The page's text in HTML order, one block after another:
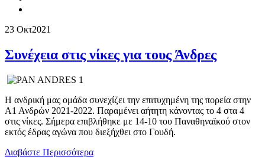
23 Οκτ2021
Συνέχεια στις νίκες για τους Άνδρες
Η ανδρική μας ομάδα συνεχίζει την επιτυχημένη της πορεία στην
Α1 Ανδρών 2021-2022. Παραμένει αήτητη κάνοντας το 4 στα 4
στις νίκες. Σήμερα επιβλήθηκε με 14-10 του Παναθηναϊκού στον
εκτός έδρας αγώνα που διεξήχθει στο Γουδή.
Διαβάστε Περισσότερα